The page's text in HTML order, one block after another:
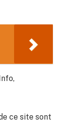
ce site sont